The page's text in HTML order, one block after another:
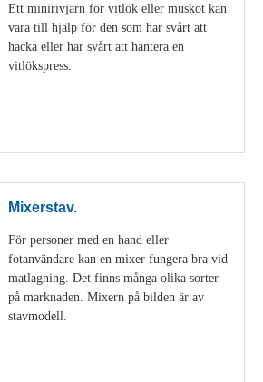
Ett minirivjärn för vitlök eller muskot kan
vara till hjälp för den som har svårt att
hacka eller har svårt att hantera en
vitlökspress.
Mixerstav.
För personer med en hand eller
fotanvändare kan en mixer fungera bra vid
matlagning. Det finns många olika sorter
på marknaden. Mixern på bilden är av
stavmodell.